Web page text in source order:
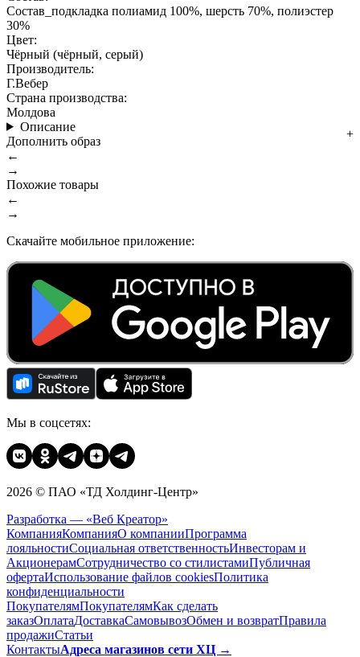
Состав_подкладка полиамид 100%, шерсть 70%, полиэстер
30%
Цвет:
Чёрный (чёрный, серый)
Производитель:
Г.Вебер
Страна производства:
Молдова
Описание
Дополнить образ
←
→
Похожие товары
←
→
Скачайте мобильное приложение:
Мы в соцсетях:
2026 © ПАО «ТД Холдинг-Центр»
Разработка — «Веб Креатор»
КомпанияКомпанияО компанииПрограмма
лояльностиСоциальная ответственностьИнвесторам и
АкционерамСотрудничество со стилистамиПубличная
офертаИспользование файлов cookiesПолитика
конфиденциальности
ПокупателямПокупателямКак сделать
заказОплатаДоставкаCамовывозОбмен и возвратПравила
продажиСтатьи
КонтактыАдреса магазинов сети ХЦ →